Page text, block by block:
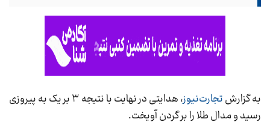
به گزارشتجارت‌نیوز
، هدایتی در نهایت با نتیجه ۳ بر یک به پیروزی
رسید و مدال طلا را بر گردن آویخت.